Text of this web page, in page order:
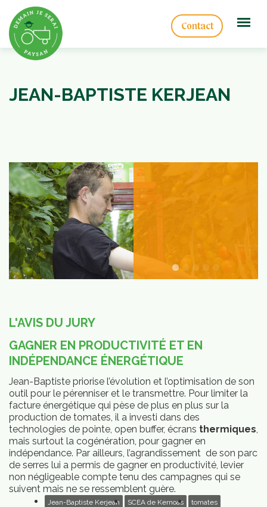
Contact
JEAN-BAPTISTE KERJEAN
L'AVIS DU JURY
GAGNER EN PRODUCTIVITÉ ET EN
INDÉPENDANCE ÉNERGÉTIQUE
Jean-Baptiste priorise l’évolution et l’optimisation de son
outil pour le pérenniser et le transmettre. Pour limiter la
facture énergétique qui pèse de plus en plus sur la
production de tomates, il a investi dans des
technologies de pointe, open buffer, écrans thermiques,
mais surtout la cogénération, pour gagner en
indépendance. Par ailleurs, l’agrandissement de son parc
de serres lui a permis de gagner en productivité, levier
non négligeable compte tenu des campagnes qui se
suivent mais ne se ressemblent guère.
Jean-Baptiste Kerjean SCEA de Kernoas
tomates